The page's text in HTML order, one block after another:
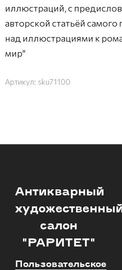
иллюстраций, с
авторской статьёй
над иллюстрациями к
мир"
Артикул: sku71100
Антикварный
салон
"РАРИТЕТ"
Пользовательское